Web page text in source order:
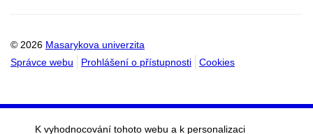
© 2026 Masarykova univerzita
Správce webu
Prohlášení o přístupnosti Cookies
K vyhodnocování tohoto webu a k personalizaci